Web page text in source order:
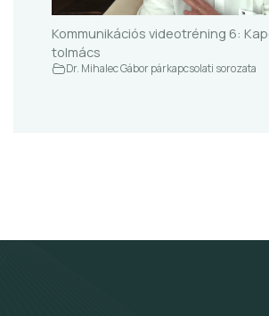
Kommunikációs videotréning 6:
tolmács
Dr. Mihalec Gábor párkapcsolati sorozata